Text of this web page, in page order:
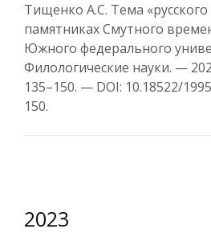
Тищенко А.С. Тема
памятниках Смутного
Южного федерального
Филологические науки. —
135–150. — DOI: 10.18522/
150.
2023